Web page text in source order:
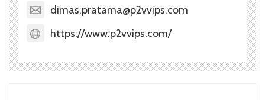
dimas.pratama@p2vvips.com
https://www.p2vvips.com/